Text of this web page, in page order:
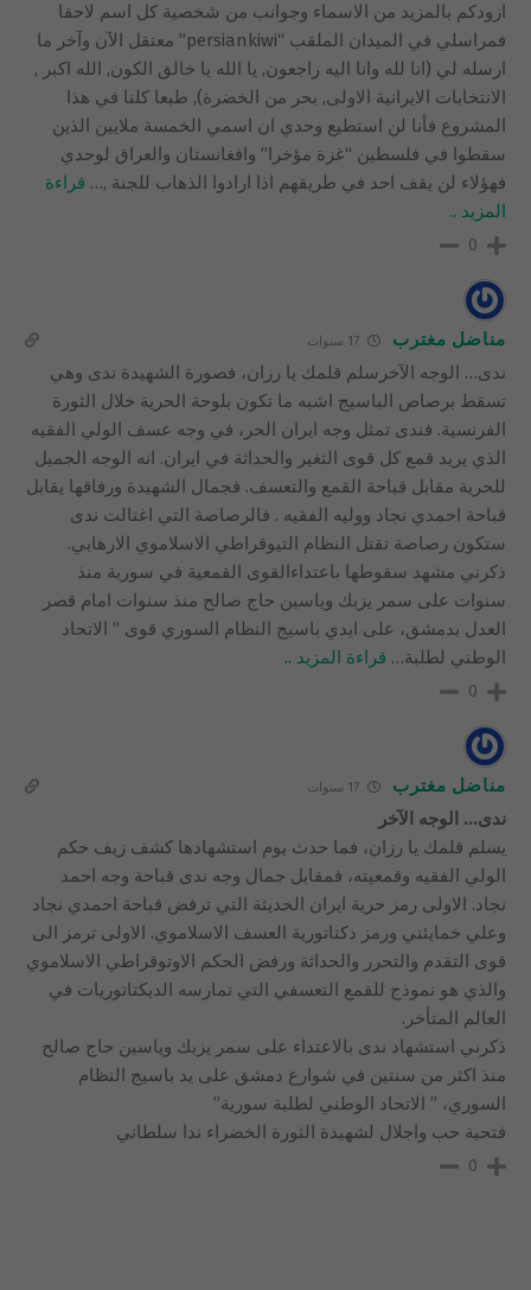
ازودكم بالمزيد من الاسماء وجوانب من شخصية كل اسم لاحقا
فمراسلي في الميدان الملقب “persiankiwi” معتقل الآن وآخر ما
ارسله لي (انا لله وانا اليه راجعون, يا الله يا خالق الكون, الله اكبر ,
الانتخابات الايرانية الاولى, بحر من الخضرة), طبعا كلنا في هذا
المشروع فأنا لن استطيع وحدي ان اسمي الخمسة ملايين الذين
سقطوا في فلسطين “غزة مؤخرا” وافغانستان والعراق لوحدي
فهؤلاء لن يقف احد في طريقهم اذا ارادوا الذهاب للجنة ,… قراءة
المزيد ..
0
مناضل مغترب
ندى… الوجه الآخرسلم قلمك يا رزان، فصورة الشهيدة ندى وهي
تسقط برصاص الباسيج اشبه ما تكون بلوحة الحرية خلال الثورة
الفرنسية. فندى تمثل وجه ايران الحر، في وجه عسف الولي الفقيه
الذي يريد قمع كل قوى التغير والحداثة في ايران. انه الوجه الجميل
للحرية مقابل قباحة القمع والتعسف. فجمال الشهيدة ورفاقها يقابل
قباحة احمدي نجاد ووليه الفقيه . فالرصاصة التي اغتالت ندى
ستكون رصاصة تقتل النظام التيوقراطي الاسلاموي الارهابي.
ذكرني مشهد سقوطها باعتداءالقوى القمعية في سورية منذ
سنوات على سمر يزبك وياسين حاج صالح منذ سنوات امام قصر
العدل بدمشق، على ايدي باسيج النظام السوري قوى ” الاتحاد
الوطني لطلبة… قراءة المزيد ..
0
مناضل مغترب
ندى… الوجه الآخر
يسلم قلمك يا رزان، فما حدث يوم استشهادها كشف زيف حكم
الولي الفقيه وقمعيته، فمقابل جمال وجه ندى قباحة وجه احمد
نجاد. الاولى رمز حرية ايران الحديثة التي ترفض قباحة احمدي نجاد
وعلي خمايئني ورمز دكتاتورية العسف الاسلاموي. الاولى ترمز الى
قوى التقدم والتحرر والحداثة ورفض الحكم الاوتوقراطي الاسلاموي
والذي هو نموذج للقمع التعسفي التي تمارسه الديكتاتوريات في
العالم المتأخر.
ذكرني استشهاد ندى بالاعتداء على سمر يزبك وياسين حاج صالح
منذ اكثر من سنتين في شوارع دمشق على يد باسيج النظام
السوري، ” الاتحاد الوطني لطلبة سورية”
فتحية حب واجلال لشهيدة الثورة الخضراء ندا سلطاني
0